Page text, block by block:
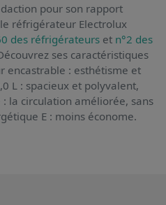
pour son rapport
le réfrigérateur Electrolux
des réfrigérateurset n°2 des
ses caractéristiques
encastrable : esthétisme et
L : spacieux et polyvalent,
la circulation améliorée, sans
E : moins économe.